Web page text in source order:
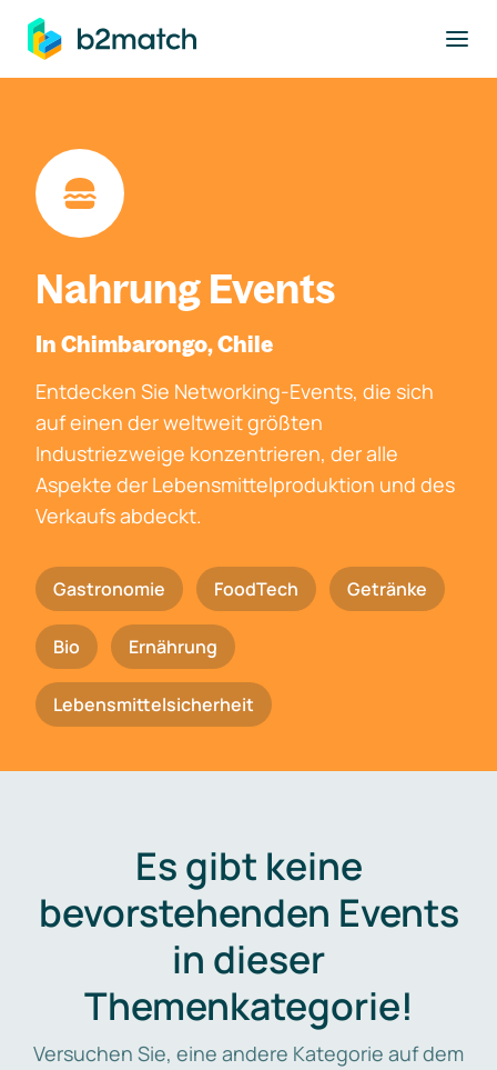
springen
Nahrung Events
In Chimbarongo, Chile
Entdecken Sie Networking-Events, die sich
auf einen der weltweit größten
Industriezweige konzentrieren, der alle
Aspekte der Lebensmittelproduktion und des
Verkaufs abdeckt.
Gastronomie FoodTech Getränke
Bio Ernährung
Lebensmittelsicherheit
Es gibt keine
bevorstehenden Events
in dieser
Themenkategorie!
Versuchen Sie, eine andere Kategorie auf dem